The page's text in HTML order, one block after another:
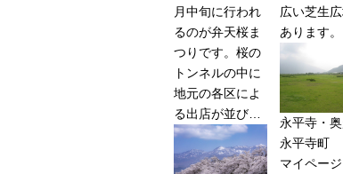
月中旬に行われ
るのが弁天桜ま
つりです。桜の
トンネルの中に
地元の各区によ
る出店が並び…
広い芝生
あります。
永平寺・
永平寺町
マイペー